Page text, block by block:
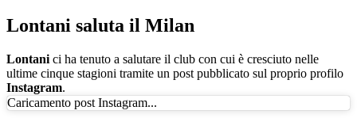
Lontani saluta il Milan
Lontani ci ha tenuto a salutare il club con cui è cresciuto nelle
ultime cinque stagioni tramite un post pubblicato sul proprio profilo
Instagram.
Caricamento post Instagram...